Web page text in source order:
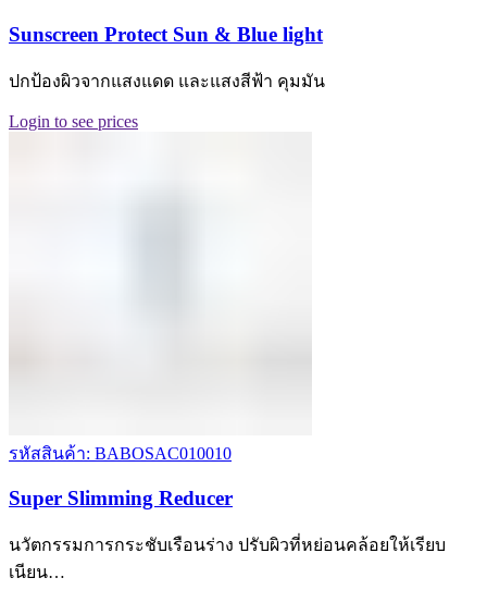
Sunscreen Protect Sun & Blue light
ปกป้องผิวจากแสงแดด และแสงสีฟ้า คุมมัน
Login to see prices
รหัสสินค้า: BABOSAC010010
Super Slimming Reducer
นวัตกรรมการกระชับเรือนร่าง ปรับผิวที่หย่อนคล้อยให้เรียบ
เนียน…